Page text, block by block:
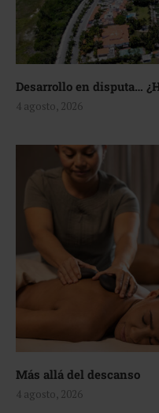
Desarrollo en disputa…
4 agosto, 2026
Más allá del descanso
4 agosto, 2026